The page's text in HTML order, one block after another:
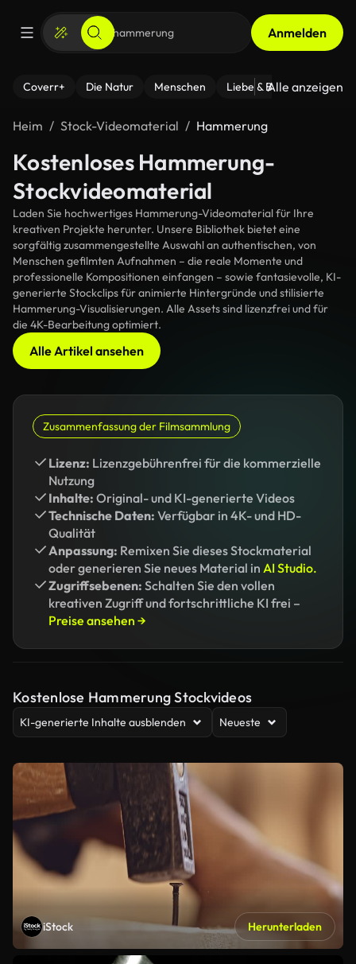
Anmelden
Coverr+ Die Natur Menschen Liebe & Beziehungen
Alle anzeigen
Heim Stock-Videomaterial Hammerung
Kostenloses Hammerung-
Stockvideomaterial
Laden Sie hochwertiges Hammerung-Videomaterial für Ihre
kreativen Projekte herunter. Unsere Bibliothek bietet eine
sorgfältig zusammengestellte Auswahl an authentischen, von
Menschen gefilmten Aufnahmen – die reale Momente und
professionelle Kompositionen einfangen – sowie fantasievolle, KI-
generierte Stockclips für animierte Hintergründe und stilisierte
Hammerung-Visualisierungen. Alle Assets sind lizenzfrei und für
die 4K-Bearbeitung optimiert.
Alle Artikel ansehen
Zusammenfassung der Filmsammlung
Lizenz: Lizenzgebührenfrei für die kommerzielle
Nutzung
Inhalte: Original- und KI-generierte Videos
Technische Daten: Verfügbar in 4K- und HD-
Qualität
Anpassung: Remixen Sie dieses Stockmaterial
oder generieren Sie neues Material in AI Studio.
Zugriffsebenen: Schalten Sie den vollen
kreativen Zugriff und fortschrittliche KI frei –
Preise ansehen →
Kostenlose Hammerung Stockvideos
KI-generierte Inhalte ausblenden Neueste
iStock Herunterladen